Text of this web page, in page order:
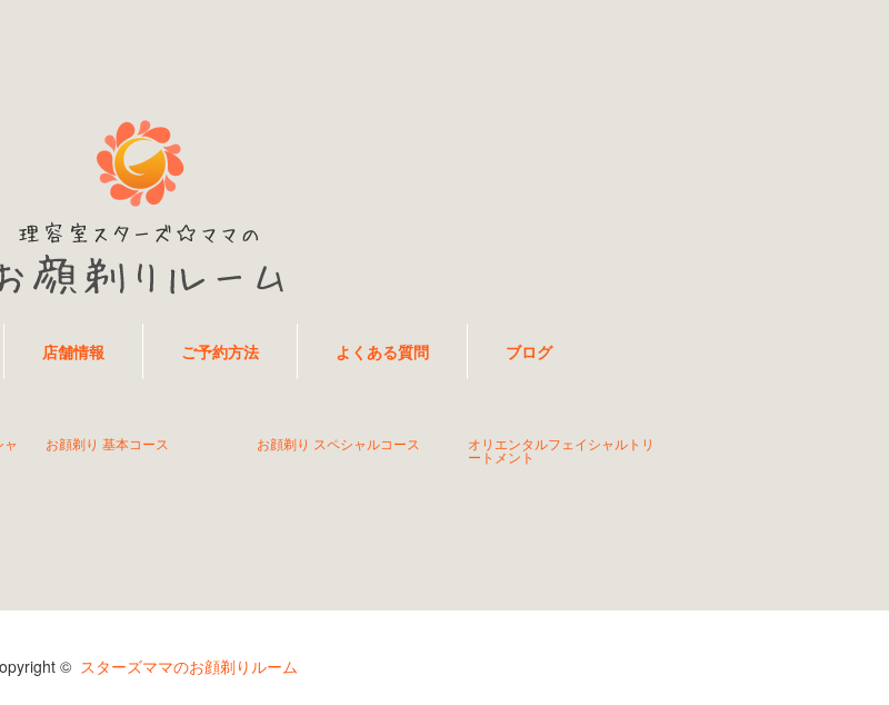
店舗情報 ご予約方法 よくある質問 ブログ
お顔剃り 基本コース お顔剃り スペシャルコース オリエンタルフェイシャルトリ
ートメント
© スターズママのお顔剃りルーム